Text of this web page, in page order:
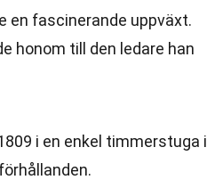
en fascinerande uppväxt.
honom till den ledare han
i en enkel timmerstuga i